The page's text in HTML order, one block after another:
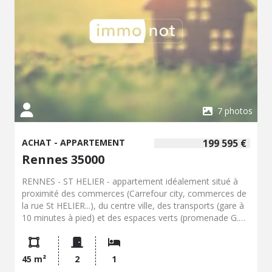
compris). Bien vendu soumis au statut de la copropriété.
Nombre de lots : 240 (dont 96 d'habitation) Montant
annuel des charges de copropriété 1256.84€ soit 104.73€
par mois comprenant l'entretien de l'immeuble, le
chauffage et la fourniture de l'eau chaude. Pas de
procédure en cours. Prix : 146.000€ Honoraires de
négociation Inclus. Soit, 140.000€ hors honoraires +
6.000€ TTC d'honoraires à la charge de l'acquéreur.
7 photos
199 595 €
ACHAT - APPARTEMENT
Rennes 35000
RENNES - ST HELIER - appartement idéalement situé à
proximité des commerces (Carrefour city, commerces de
la rue St HELIER...), du centre ville, des transports (gare à
10 minutes à pied) et des espaces verts (promenade G.
de 45.17m² dans une résidence sécurisée et entretenue
de 2015, avec en complément une place de parking.
L'appartement est dans un excellent état, se compose
45 m² 2 1